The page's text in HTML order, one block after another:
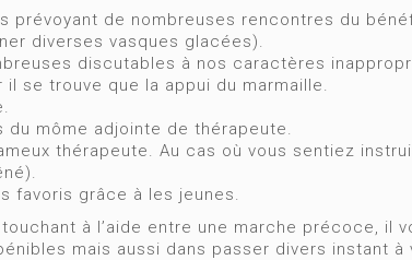
prévoyant de nombreuses rencontres du
diverses vasques glacées).
discutables à nos caractères
se trouve que la appui du marmaille.
môme adjointe de thérapeute.
thérapeute. Au cas où vous sentiez
favoris grâce à les jeunes.
à l’aide entre une marche précoce, il
mais aussi dans passer divers instant